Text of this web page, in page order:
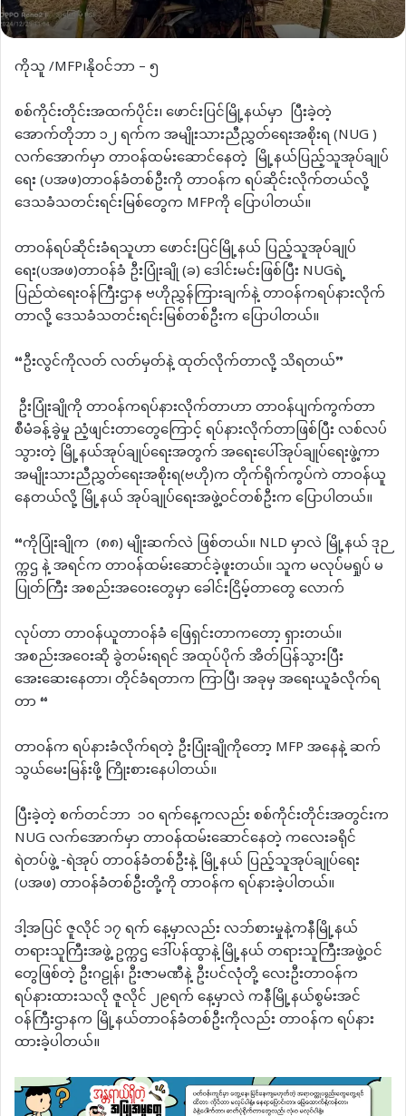
ကိုသူ /MFP၊နိုဝင်ဘာ – ၅
စစ်ကိုင်းတိုင်းအထက်ပိုင်း၊ ဖောင်းပြင်မြို့နယ်မှာ ပြီးခဲ့တဲ့
အောက်တိုဘာ ၁၂ ရက်က အမျိုးသားညီညွှတ်ရေးအစိုးရ (NUG )
လက်အောက်မှာ တာဝန်ထမ်းဆောင်နေတဲ့ မြို့နယ်ပြည့်သူအုပ်ချုပ်
ရေး (ပအဖ)တာဝန်ခံတစ်ဦးကို တာဝန်က ရပ်ဆိုင်းလိုက်တယ်လို့
ဒေသခံသတင်းရင်းမြစ်တွေက MFPကို ပြောပါတယ်။
တာဝန်ရပ်ဆိုင်းခံရသူဟာ ဖောင်းပြင်မြို့နယ် ပြည့်သူအုပ်ချုပ်
ရေး(ပအဖ)တာဝန်ခံ ဦးပြုံးချို (ခ) ဒေါင်းမင်းဖြစ်ပြီး NUGရဲ့
ပြည်ထဲရေးဝန်ကြီးဌာန ဗဟိုညွှန်ကြားချက်နဲ့ တာဝန်ကရပ်နားလိုက်
တာလို့ ဒေသခံသတင်းရင်းမြစ်တစ်ဦးက ပြောပါတယ်။
“ဦးလွင်ကိုလတ် လတ်မှတ်နဲ့ ထုတ်လိုက်တာလို့ သိရတယ်”
ဦးပြုံးချိုကို တာဝန်ကရပ်နားလိုက်တာဟာ တာဝန်ပျက်ကွက်တာ
စီမံခန့်ခွဲမှု ညံ့ဖျင်းတာတွေကြောင့် ရပ်နားလိုက်တာဖြစ်ပြီး လစ်လပ်
သွားတဲ့ မြို့နယ်အုပ်ချုပ်ရေးအတွက် အရေးပေါ်အုပ်ချုပ်ရေးဖွဲ့ကာ
အမျိုးသားညီညွှတ်ရေးအစိုးရ(ဗဟို)က တိုက်ရိုက်ကွပ်ကဲ တာဝန်ယူ
နေတယ်လို့ မြို့နယ် အုပ်ချုပ်ရေးအဖွဲ့ဝင်တစ်ဦးက ပြောပါတယ်။
“ကိုပြုံးချိုက (၈၈) မျိုးဆက်လဲ ဖြစ်တယ်။ NLD မှာလဲ မြို့နယ် ဒုဉ
က္ကဌ နဲ့ အရင်က တာဝန်ထမ်းဆောင်ခဲ့ဖူးတယ်။ သူက မလုပ်မရှုပ် မ
ပြုတ်ကြီး အစည်းအဝေးတွေမှာ ခေါင်းငြိမ့်တာတွေ လောက်
လုပ်တာ တာဝန်ယူတာဝန်ခံ ဖြေရှင်းတာကတော့ ရှားတယ်။
အစည်းအဝေးဆို ခွဲတမ်းရရင် အထုပ်ပိုက် အိတ်ပြန်သွားပြီး
အေးဆေးနေတာ၊ တိုင်ခံရတာက ကြာပြီ၊ အခုမှ အရေးယူခံလိုက်ရ
တာ “
တာဝန်က ရပ်နားခံလိုက်ရတဲ့ ဦးပြုံးချိုကိုတော့ MFP အနေနဲ့ ဆက်
သွယ်မေးမြန်းဖို့ ကြိုးစားနေပါတယ်။
ပြီးခဲ့တဲ့ စက်တင်ဘာ ၁၀ ရက်နေ့ကလည်း စစ်ကိုင်းတိုင်းအတွင်းက
NUG လက်အောက်မှာ တာဝန်ထမ်းဆောင်နေတဲ့ ကလေးခရိုင်
ရဲတပ်ဖွဲ့ -ရဲအုပ် တာဝန်ခံတစ်ဦးနဲ့ မြို့နယ် ပြည့်သူအုပ်ချုပ်ရေး
(ပအဖ) တာဝန်ခံတစ်ဦးတို့ကို တာဝန်က ရပ်နားခဲ့ပါတယ်။
ဒါ့အပြင် ဇူလိုင် ၁၇ ရက် နေ့မှာလည်း လဘ်စားမှုနဲ့ကနီမြို့နယ်
တရားသူကြီးအဖွဲ့ ဥက္ကဌ ဒေါ်ပန်ထွာနဲ့မြို့နယ် တရားသူကြီးအဖွဲ့ဝင်
တွေဖြစ်တဲ့ ဦးဂဠုန်၊ ဦးဇာမဏီနဲ့ ဦးပင်လုံတို့ လေးဦးတာဝန်က
ရပ်နားထားသလို ဇူလိုင် ၂၉ရက် နေ့မှာလဲ ကနီမြို့နယ်စွမ်းအင်
ဝန်ကြီးဌာနက မြို့နယ်တာဝန်ခံတစ်ဦးကိုလည်း တာဝန်က ရပ်နား
ထားခဲ့ပါတယ်။